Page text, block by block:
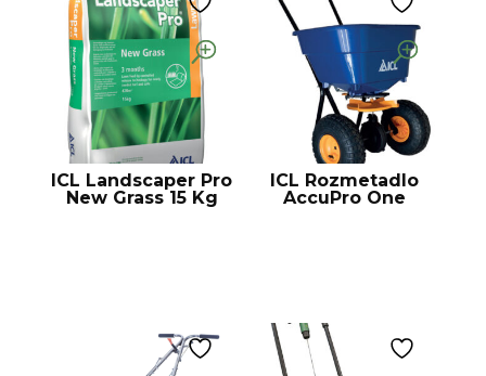
ICL Landscaper Pro
New Grass 15 Kg
ICL Rozmetadlo
AccuPro One